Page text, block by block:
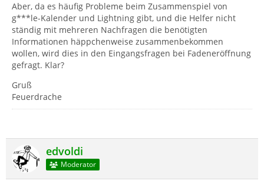
Aber, da es häufig Probleme beim Zusammenspiel von
g***le-Kalender und Lightning gibt, und die Helfer nicht
ständig mit mehreren Nachfragen die benötigten
Informationen häppchenweise zusammenbekommen
wollen, wird dies in den Eingangsfragen bei Fadeneröffnung
gefragt. Klar?
Gruß
Feuerdrache
edvoldi
Moderator